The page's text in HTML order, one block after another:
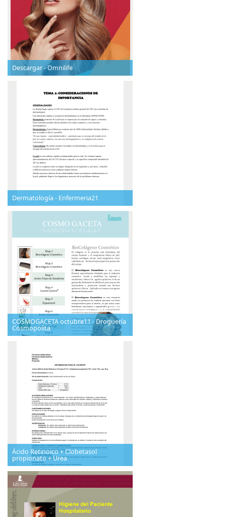
Descargar - Omnilife
Dermatología - Enfermeria21
COSMOGACETA octubre11 - Droguería
Cosmopolita
Ácido Retinoico + Clobetasol
propionato + Urea